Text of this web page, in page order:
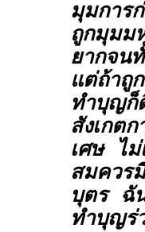
มุมการ
ถูกมุมม
ยากจน
แต่ถ้าถู
ทำบุญก็
สังเกต
เศษ ไ
สมควร
บุตร ฉั
ทำบุญร่